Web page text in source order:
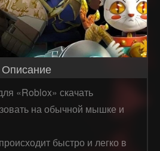
Описание
«Roblox» скачать
на обычной мышке и
быстро и легко в